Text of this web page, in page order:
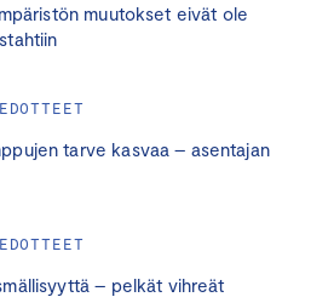
muutokset eivät ole
tarve kasvaa – asentajan
– pelkät vihreät